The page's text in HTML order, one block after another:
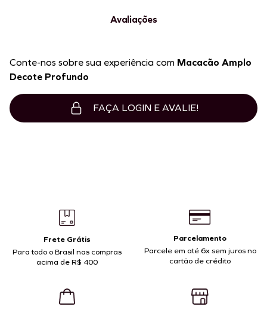
Avaliações
Conte-nos sobre sua experiência com Macacão Amplo
Decote Profundo
FAÇA LOGIN E AVALIE!
Frete Grátis
Para todo o Brasil nas compras
acima de R$ 400
Parcelamento
Parcele em até 6x sem juros no
cartão de crédito